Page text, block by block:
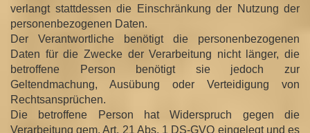
verlangt stattdessen die Einschränkung der Nutzung der
personenbezogenen Daten.
Der Verantwortliche benötigt die personenbezogenen
Daten für die Zwecke der Verarbeitung nicht länger, die
betroffene Person benötigt sie jedoch zur
Geltendmachung, Ausübung oder Verteidigung von
Rechtsansprüchen.
Die betroffene Person hat Widerspruch gegen die
Verarbeitung gem. Art. 21 Abs. 1 DS-GVO eingelegt und es